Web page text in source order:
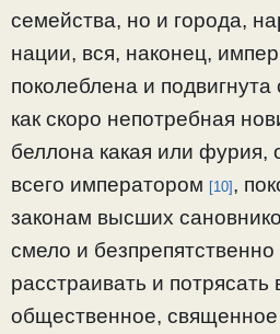
семейства, но и города,
нации, вся, наконец,
поколеблена и
как скоро непотребная
беллона какая или фурия,
всего императором [10],
законам высших
смело и
расстраивать и потрясать
общественное,